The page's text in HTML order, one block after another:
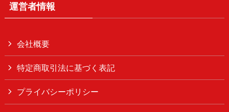
運営者情報
会社概要
特定商取引法に基づく表記
プライバシーポリシー